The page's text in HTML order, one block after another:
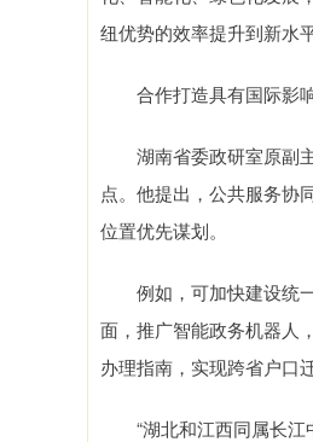
纽优势的效率提升到新水
合作打造具有国际影
湖南省委政研室原副主
点。他提出，公共服务协
位置优先谋划。
例如，可加快建设统一
面，推广智能政务机器人
办理指南，实现跨省户口
“湖北和江西同属长江